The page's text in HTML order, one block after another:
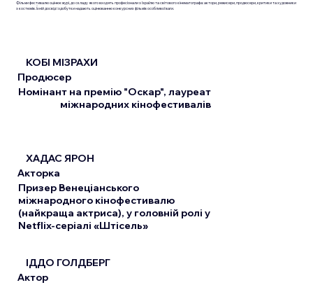
Фільми фестивалю оцінює журі, до складу якого входять професіонали з Ізраїлю та світового кінематографа: актори, режисери, продюсери, критики та художники
з костюмів. Їхній досвід і здобутки надають оцінюванню конкурсних фільмів особливої ваги.
КОБІ МІЗРАХИ
Продюсер
Номінант на премію "Оскар", лауреат
міжнародних кінофестивалів
ХАДАС ЯРОН
Акторка
Призер Венеціанського
міжнародного кінофестивалю
(найкраща актриса), у головній ролі у
Netflix-серіалі «Штісель»
ІДДО ГОЛДБЕРГ
Актор